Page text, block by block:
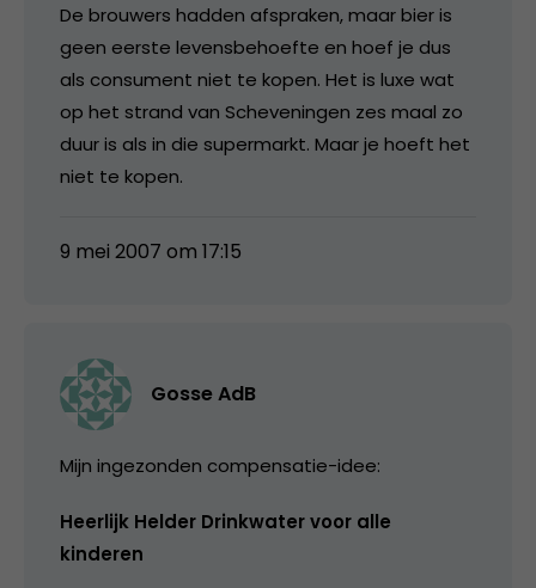
De brouwers hadden afspraken, maar bier is
geen eerste levensbehoefte en hoef je dus
als consument niet te kopen. Het is luxe wat
op het strand van Scheveningen zes maal zo
duur is als in die supermarkt. Maar je hoeft het
niet te kopen.
9 mei 2007 om 17:15
Gosse AdB
Mijn ingezonden compensatie-idee:
Heerlijk Helder Drinkwater voor alle
kinderen